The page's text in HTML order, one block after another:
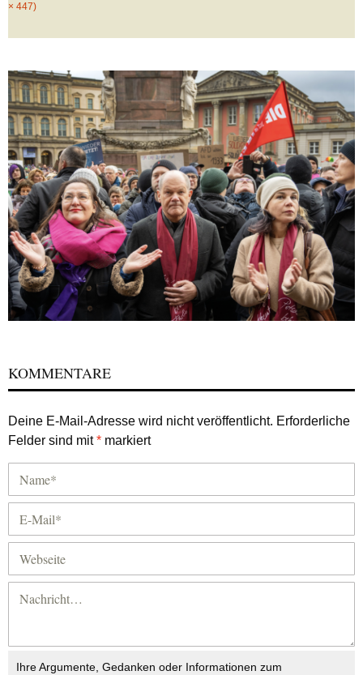
× 447)
KOMMENTARE
Deine E-Mail-Adresse wird nicht veröffentlicht. Erforderliche
Felder sind mit* markiert
Ihre Argumente, Gedanken oder Informationen zum